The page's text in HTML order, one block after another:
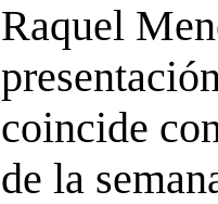
Raquel
coincide
de la